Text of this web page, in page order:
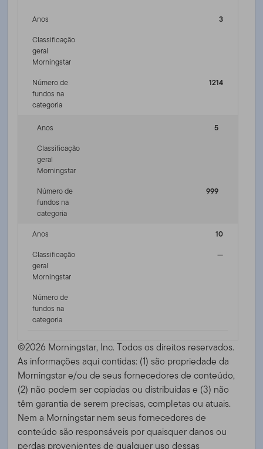
Anos
3
Classificação
geral
Morningstar
Número de
fundos na
categoria
1214
Anos
5
Classificação
geral
Morningstar
Número de
fundos na
categoria
999
Anos
10
Classificação
geral
Morningstar
—
Número de
fundos na
categoria
©2026 Morningstar, Inc. Todos os direitos reservados.
As informações aqui contidas: (1) são propriedade da
Morningstar e/ou de seus fornecedores de conteúdo,
(2) não podem ser copiadas ou distribuídas e (3) não
têm garantia de serem precisas, completas ou atuais.
Nem a Morningstar nem seus fornecedores de
conteúdo são responsáveis ​​por quaisquer danos ou
perdas provenientes de qualquer uso dessas